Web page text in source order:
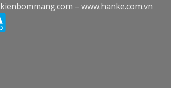
– www.hanke.com.vn